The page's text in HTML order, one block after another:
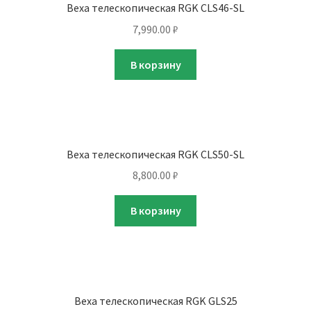
Веха телескопическая RGK CLS46-SL
7,990.00 ₽
В корзину
Веха телескопическая RGK CLS50-SL
8,800.00 ₽
В корзину
Веха телескопическая RGK GLS25